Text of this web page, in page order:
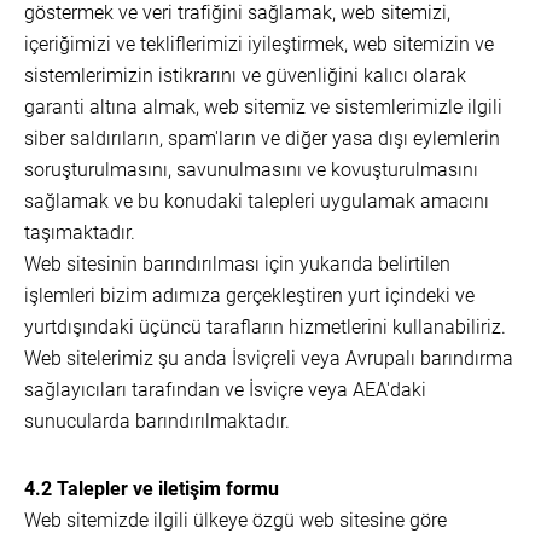
göstermek ve veri trafiğini sağlamak, web sitemizi,
içeriğimizi ve tekliflerimizi iyileştirmek, web sitemizin ve
sistemlerimizin istikrarını ve güvenliğini kalıcı olarak
garanti altına almak, web sitemiz ve sistemlerimizle ilgili
siber saldırıların, spam'ların ve diğer yasa dışı eylemlerin
soruşturulmasını, savunulmasını ve kovuşturulmasını
sağlamak ve bu konudaki talepleri uygulamak amacını
taşımaktadır.
Web sitesinin barındırılması için yukarıda belirtilen
işlemleri bizim adımıza gerçekleştiren yurt içindeki ve
yurtdışındaki üçüncü tarafların hizmetlerini kullanabiliriz.
Web sitelerimiz şu anda İsviçreli veya Avrupalı barındırma
sağlayıcıları tarafından ve İsviçre veya AEA'daki
sunucularda barındırılmaktadır.
4.2 Talepler ve iletişim formu
Web sitemizde ilgili ülkeye özgü web sitesine göre